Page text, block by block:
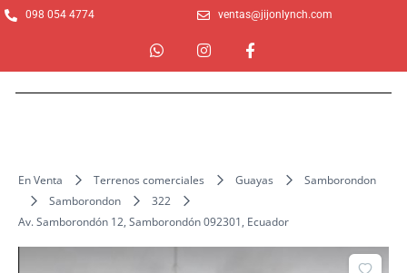
Ir
098 054 4774 ventas@jijonlynch.com
W
h
a
t
I
n
s
t
F
a
c
e
f
En Venta Terrenos comerciales Guayas
Samborondon
Samborondon
322
Av. Samborondón 12, Samborondón 092301, Ecuador